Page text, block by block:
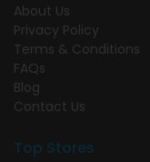
About Us
Privacy Policy
Terms & Conditions
FAQs
Blog
Contact Us
Top Stores